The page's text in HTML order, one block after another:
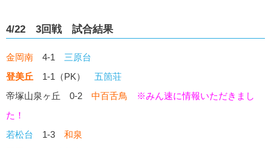
4/22 3回戦 試合結果
金岡南 4-1 三原台
登美丘 1-1（PK） 五箇荘
帝塚山泉ヶ丘 0-2 中百舌鳥 ※みん速に情報いただきまし
た！
若松台 1-3 和泉